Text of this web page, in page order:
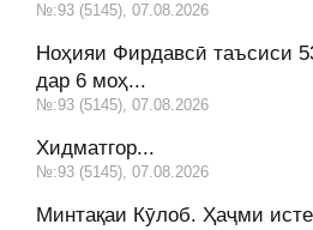
№:93 (5145), 07.08.2026
Ноҳияи Фирдавсӣ таъсиси
дар 6 моҳ...
№:93 (5145), 07.08.2026
Хидматгор...
№:93 (5145), 07.08.2026
Минтақаи Кӯлоб. Ҳаҷми